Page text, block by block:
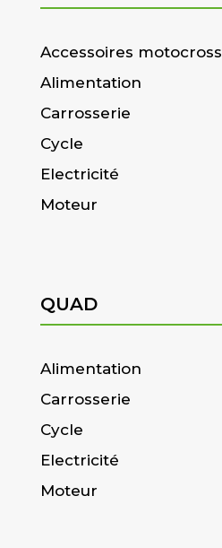
Accessoires motocross
Alimentation
Carrosserie
Cycle
Electricité
Moteur
QUAD
Alimentation
Carrosserie
Cycle
Electricité
Moteur